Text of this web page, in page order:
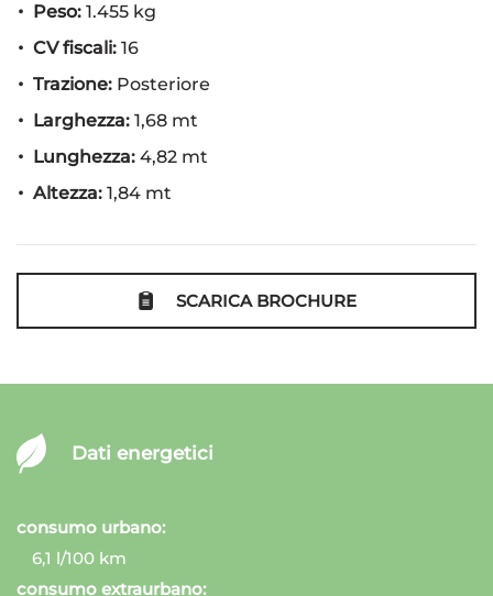
sono esclusivamente a scopo illustrativo ed
( si declina da ogni responsabilita' se le informazioni
non corrispondono alle caratteristiche del mezzo)
tuttavia la correttezza dei dati puo' essere
Peso: 1.455 kg
CV fiscali: 16
Trazione: Posteriore
Larghezza: 1,68 mt
Lunghezza: 4,82 mt
Altezza: 1,84 mt
SCARICA BROCHURE
Dati energetici
consumo urbano:
6,1 l/100 km
consumo extraurbano: